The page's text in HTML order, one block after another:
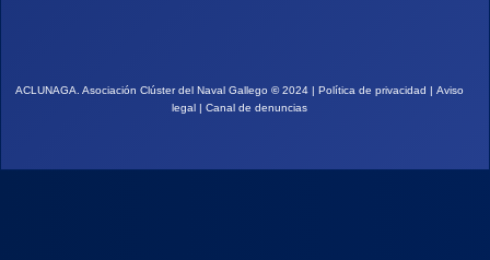
ACLUNAGA. Asociación Clúster del Naval Gallego ©2024 | Política de privacidad | Aviso
legal | Canal de denuncias